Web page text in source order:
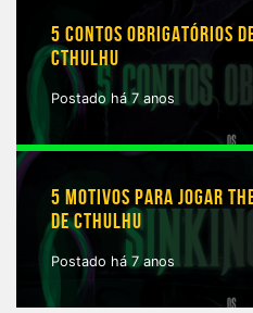
5 CONTOS OBRIGATÓRIOS
CTHULHU
Postado há 7 anos
5 MOTIVOS PARA JOGAR
DE CTHULHU
Postado há 7 anos